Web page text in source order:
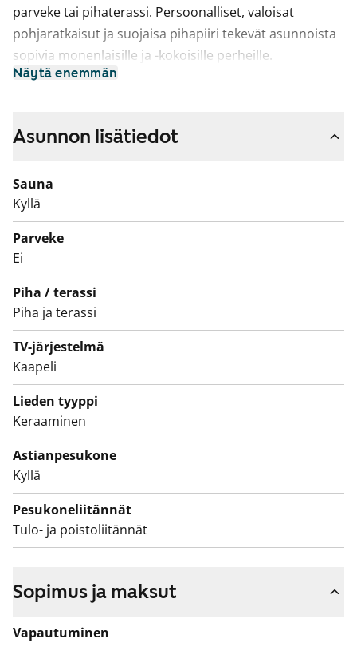
parveke tai pihaterassi. Persoonalliset, valoisat
pohjaratkaisut ja suojaisa pihapiiri tekevät asunnoista
sopivia monenlaisille ja -kokoisille perheille.
Kylpyhuoneissa on joko laattalattia tai kosteiden tilojen
valkoista, tiililadottua laattaa, lattia vaalean harmaata
pienempää laattaa ja kattopinnat lämpimänsävyistä
puuta. Kylpyhuoneessa on paikka ja liitännät
pyykinpesukoneelle.
Näytä enemmän
Asunnon lisätiedot
Sauna
Kyllä
Parveke
Ei
Piha / terassi
Piha ja terassi
TV-järjestelmä
Kaapeli
Lieden tyyppi
Keraaminen
Astianpesukone
Kyllä
Pesukoneliitännät
Tulo- ja poistoliitännät
Sopimus ja maksut
Vapautuminen